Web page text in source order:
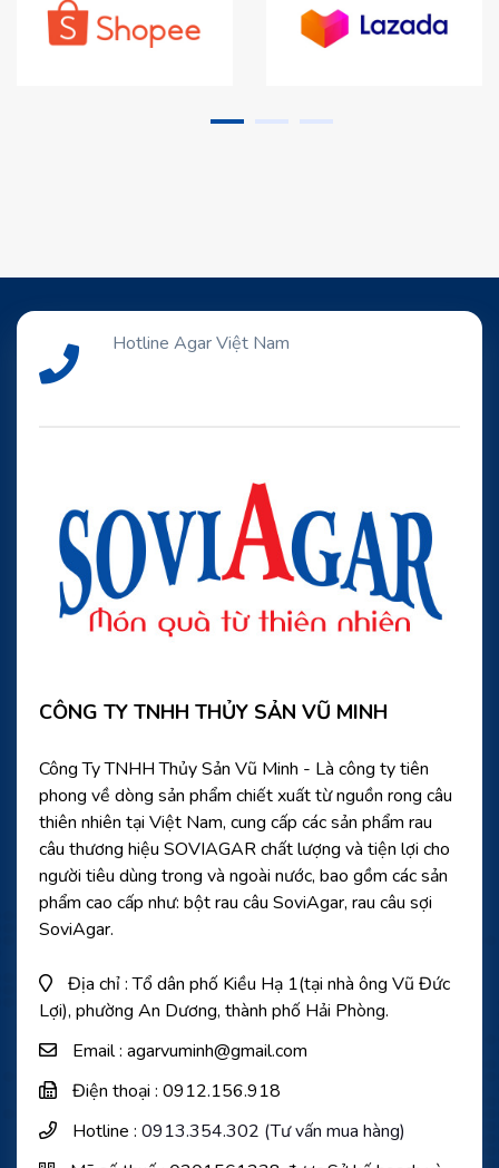
Hotline Agar Việt Nam
CÔNG TY TNHH THỦY SẢN VŨ MINH
Công Ty TNHH Thủy Sản Vũ Minh - Là công ty tiên
phong về dòng sản phẩm chiết xuất từ nguồn rong câu
thiên nhiên tại Việt Nam, cung cấp các sản phẩm rau
câu thương hiệu SOVIAGAR chất lượng và tiện lợi cho
người tiêu dùng trong và ngoài nước, bao gồm các sản
phẩm cao cấp như: bột rau câu SoviAgar, rau câu sợi
SoviAgar.
Địa chỉ : Tổ dân phố Kiều Hạ 1(tại nhà ông Vũ Đức
Lợi), phường An Dương, thành phố Hải Phòng.
Email : agarvuminh@gmail.com
Điện thoại : 0912.156.918
Hotline : 0913.354.302 (Tư vấn mua hàng)